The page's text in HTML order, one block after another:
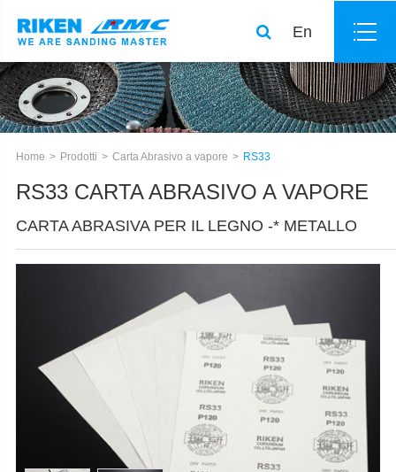
En
Home Prodotti Carta Abrasivo a vapore RS33
RS33 CARTA ABRASIVO A VAPORE
CARTA ABRASIVA PER IL LEGNO -* METALLO